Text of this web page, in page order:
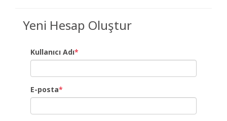
Yeni Hesap Oluştur
Kullanıcı Adı*
E-posta*